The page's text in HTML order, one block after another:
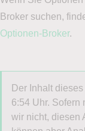
Wie möchten
Titel (Optional)
Broker suchen,
Optionen-Broker.
Der Inhalt
6:54 Uhr. Sofern
wir nicht, diesen